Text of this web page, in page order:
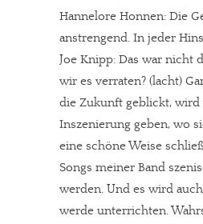
Hannelore Honnen: Die
anstrengend. In jeder
Joe Knipp: Das war nicht
wir es verraten? (lacht)
die Zukunft geblickt, wird
Inszenierung geben, wo
eine schöne Weise
Songs meiner Band
werden. Und es wird
werde unterrichten.